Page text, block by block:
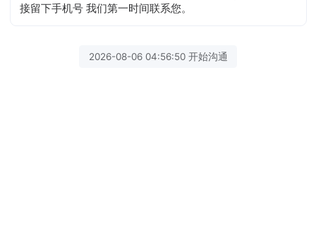
接留下手机号 我们第一时间联系您。
2026-08-06 04:56:50 开始沟通